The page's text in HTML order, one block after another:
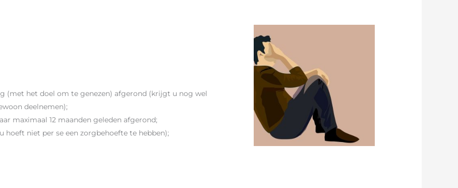
(met het doel om te genezen) afgerond (krijgt u nog wel
deelnemen);
maximaal 12 maanden geleden afgerond;
hoeft niet per se een zorgbehoefte te hebben);